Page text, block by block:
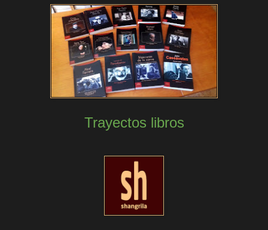
Trayectos libros